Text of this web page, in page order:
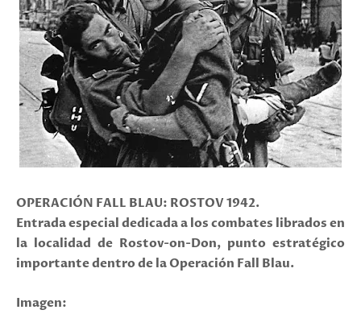
OPERACIÓN FALL BLAU: ROSTOV 1942.
Entrada especial dedicada a los combates librados en
la localidad de Rostov-on-Don, punto estratégico
importante dentro de la Operación Fall Blau.
Imagen: